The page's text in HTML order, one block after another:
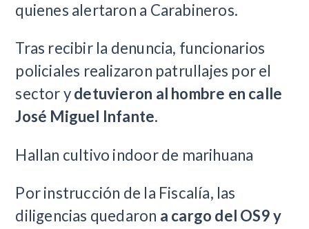
quienes alertaron a Carabineros.
Tras recibir la denuncia, funcionarios
policiales realizaron patrullajes por el
sector ydetuvieron al hombre en calle
José Miguel Infante.
Hallan cultivo indoor de marihuana
Por instrucción de la Fiscalía, las
diligencias quedaron a cargo del OS9 y